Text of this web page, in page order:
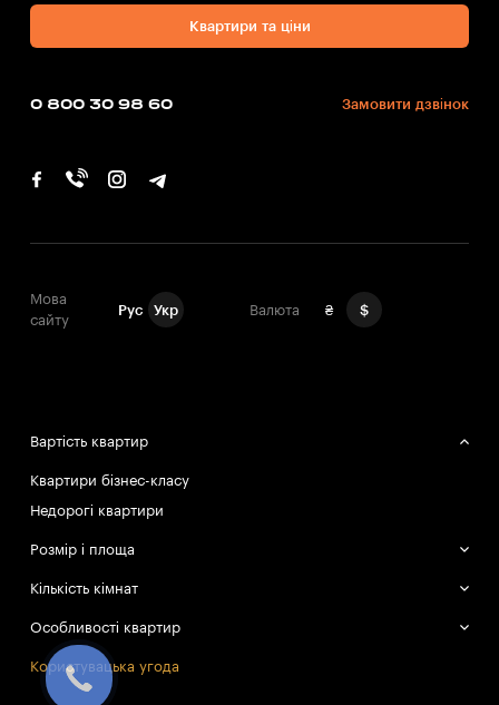
Квартири та ціни
0 800 30 98 60 Замовити дзвінок
Мова
сайту
Рус Укр Валюта ₴ $
Вартість квартир
Квартири бізнес-класу
Недорогі квартири
Розмір і площа
Великі квартири
Маленькі квартири
Кількість кімнат
Однокімнатні квартири
Двокімнатні квартири
Трикімнатні квартири
Особливості квартир
Смарт-квартири
Користувацька угода